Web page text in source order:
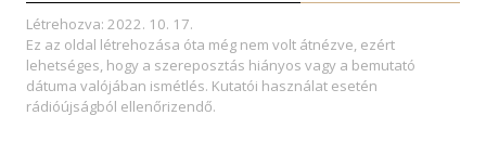
Létrehozva: 2022. 10. 17.
Ez az oldal létrehozása óta még nem volt átnézve, ezért
lehetséges, hogy a szereposztás hiányos vagy a bemutató
dátuma valójában ismétlés. Kutatói használat esetén
rádióújságból ellenőrizendő.